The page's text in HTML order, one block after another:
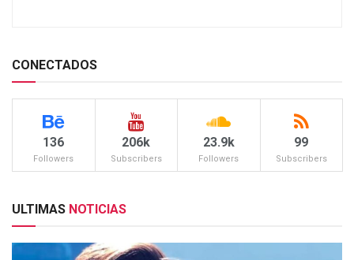
CONECTADOS
136
Followers
206k
Subscribers
23.9k
Followers
99
Subscribers
ULTIMAS NOTICIAS